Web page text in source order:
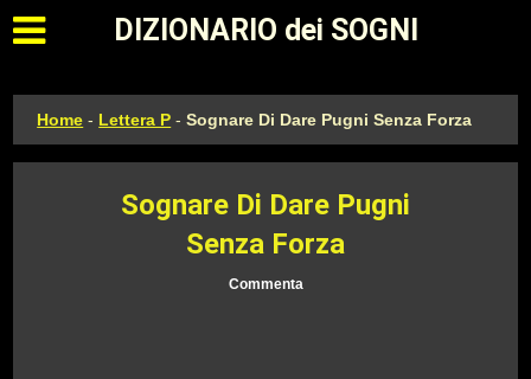
Apri il menu principale
DIZIONARIO dei SOGNI
Home - Lettera P -Sognare Di Dare Pugni Senza Forza
Sognare Di Dare Pugni
Senza Forza
Commenta